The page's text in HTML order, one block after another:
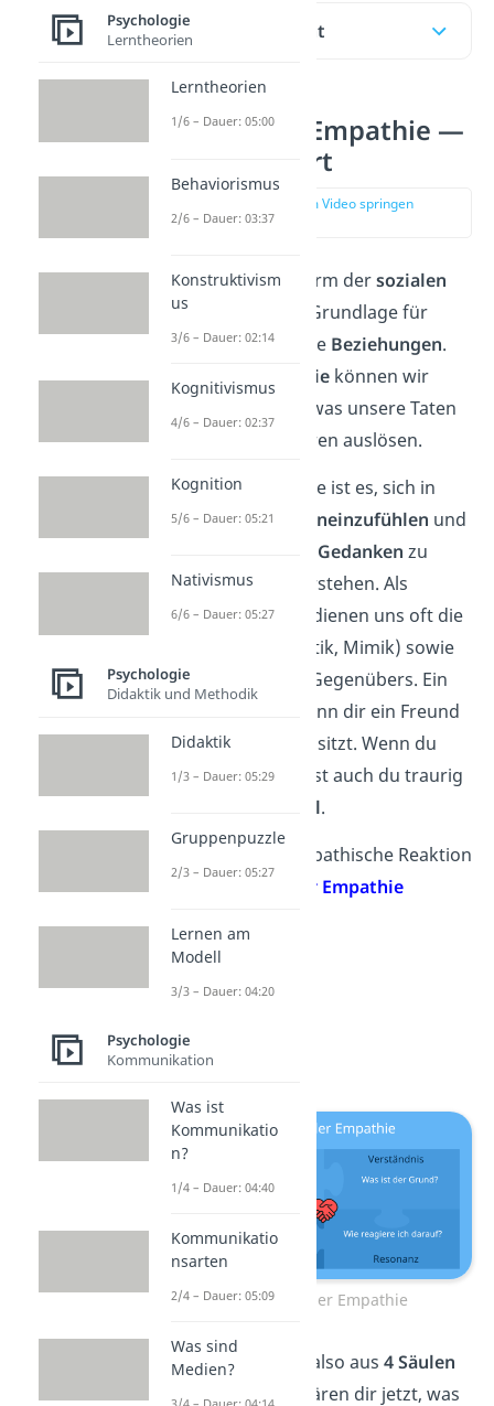
Inhaltsübersicht
4 Säulen der Empathie —
einfach erklärt
zur Stelle im Video springen
(00:16)
Empathieist eine Form dersozialen
Intelligenz
und die Grundlage für
zwischenmenschliche Beziehungen.
Denn durch
Empathiekönnen wir
besser abschätzen, was unsere Taten
und Worte bei anderen auslösen.
Das Ziel der Empathie ist es, sich in
andere Menschen
hineinzufühlen und
Gedanken zu
erkennen und zu verstehen. Als
Anhaltspunkt dafür dienen uns oft die
Körpersprache (Gestik, Mimik) sowie
der Tonfall unseres Gegenübers. Ein
Beispiel dafür ist, wenn dir ein Freund
weinend gegenüber sitzt. Wenn du
emphatisch bist, wirst auch du traurig
Mitgefühl.
Du kannst deine empathische Reaktion
mit den
4 Säulen der Empathie
Wahrnehmung
Verständnis
Resonanz
Antizipation
4 Säulen der Empathie
Empathie setzt sich also aus 4 Säulen
zusammen. Wir erklären dir jetzt, was
Psychologie
Lerntheorien
Lerntheorien
1/6 – Dauer: 05:00
Behaviorismus
2/6 – Dauer: 03:37
Konstruktivism
us
3/6 – Dauer: 02:14
Kognitivismus
4/6 – Dauer: 02:37
Kognition
5/6 – Dauer: 05:21
Nativismus
6/6 – Dauer: 05:27
Psychologie
Didaktik und Methodik
Didaktik
1/3 – Dauer: 05:29
Gruppenpuzzle
2/3 – Dauer: 05:27
Lernen am
Modell
3/3 – Dauer: 04:20
Psychologie
Kommunikation
Was ist
Kommunikatio
n?
1/4 – Dauer: 04:40
Kommunikatio
nsarten
2/4 – Dauer: 05:09
Was sind
Medien?